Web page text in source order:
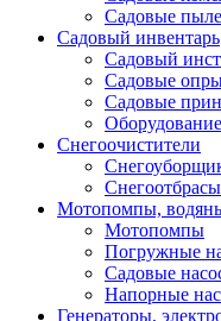
Садовые
Садовый инвентарь
Садовый
Садовые
Садовые
Снегоочистители
Мотопомпы,
Мотопомпы
Погружные
Садовые
Напорные
Генераторы,